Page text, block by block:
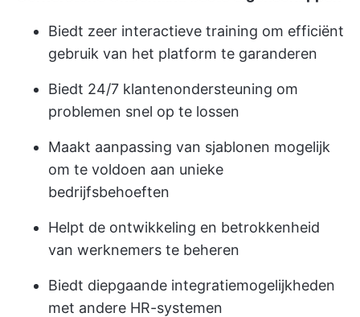
Biedt zeer interactieve training om efficiënt
gebruik van het platform te garanderen
Biedt 24/7 klantenondersteuning om
problemen snel op te lossen
Maakt aanpassing van sjablonen mogelijk
om te voldoen aan unieke
bedrijfsbehoeften
Helpt de ontwikkeling en betrokkenheid
van werknemers te beheren
Biedt diepgaande integratiemogelijkheden
met andere HR-systemen